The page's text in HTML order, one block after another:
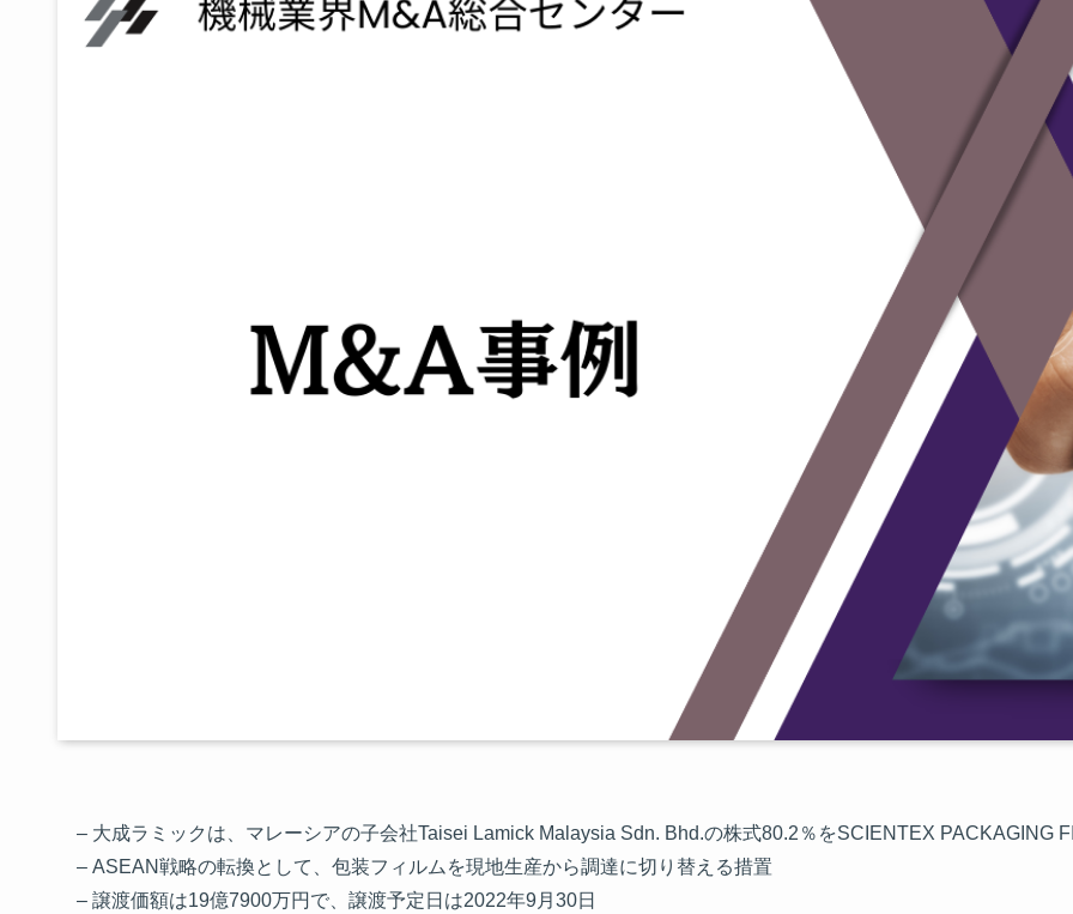
– 大成ラミックは、マレーシアの子会社Taisei Lamick Malaysia Sdn. Bhd.の株式80.2％をSCIENTEX PACKAGING
– ASEAN戦略の転換として、包装フィルムを現地生産から調達に切り替える措置
– 譲渡価額は19億7900万円で、譲渡予定日は2022年9月30日